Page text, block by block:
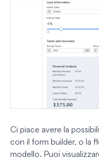
Ci piace avere la
con il form builder, o la
modello. Puoi